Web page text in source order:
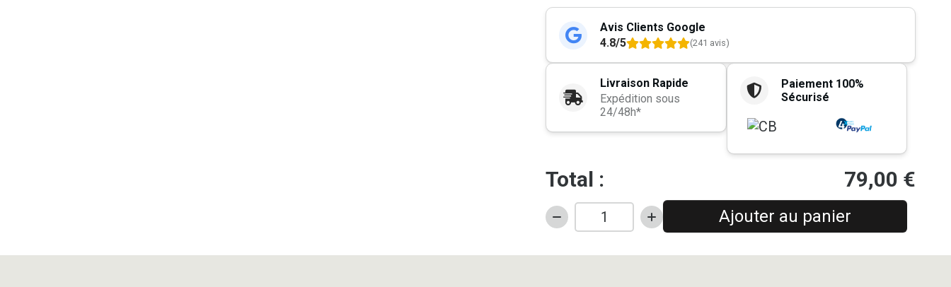
Avis Clients Google
4.8/5
(241 avis)
Livraison Rapide
Expédition sous
24/48h*
Paiement 100%
Sécurisé
Total : 79,00 €
quantité
Kit
Ajouter au panier